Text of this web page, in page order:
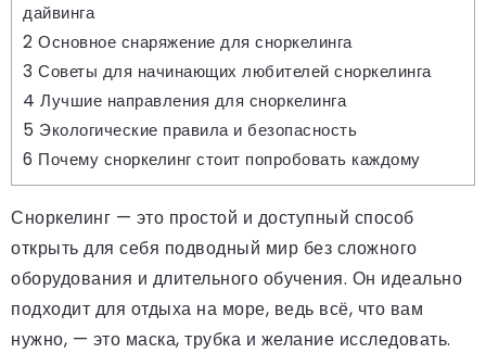
дайвинга
2 Основное снаряжение для сноркелинга
3 Советы для начинающих любителей сноркелинга
4 Лучшие направления для сноркелинга
5 Экологические правила и безопасность
6 Почему сноркелинг стоит попробовать каждому
Сноркелинг — это простой и доступный способ
открыть для себя подводный мир без сложного
оборудования и длительного обучения. Он идеально
подходит для отдыха на море, ведь всё, что вам
нужно, — это маска, трубка и желание исследовать.